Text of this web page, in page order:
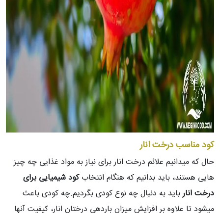
کود مناسب درخت انار
حال که میدانیم علائم درخت انار برای نیاز به مواد غذایی چه چیز
هایی هستند، باید بدانیم که هنگام انتخابکود شیمیایی برای
درخت انارباید به دنبال چه نوع کودی بگردیم.چه کودی باعث
میشود تا علاوه بر افزایش میزان باردهی درختان انار، کیفیت آنها